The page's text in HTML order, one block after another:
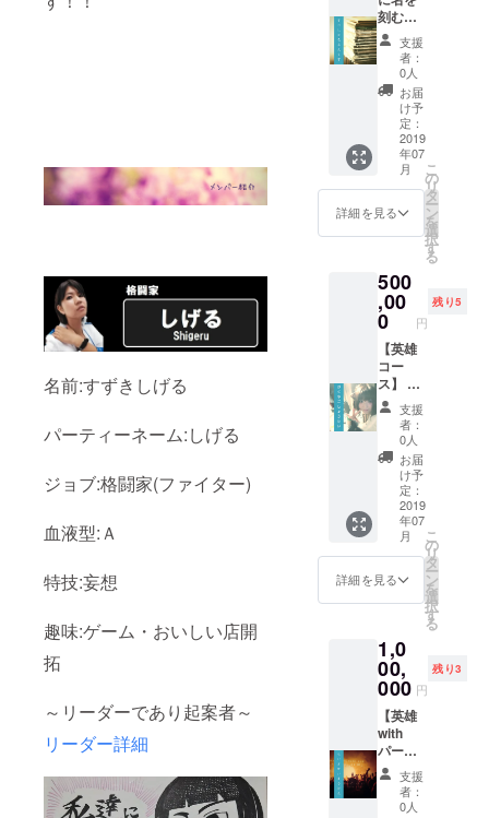
名前:すずきしげる
パーティーネーム:しげる
ジョブ:格闘家(ファイター)
血液型:Ａ
特技:妄想
趣味:ゲーム・おいしい店開
拓
～リーダーであり起案者～
リーダー詳細
コ発
LIVEご
招待+レ
コ発
LIVEの
記録動
画+おお
きなふ
くろ+魅
惑の
ポー
ション
+レコ発
LIVE後
げご招
待
+CAMP
FIRE限
定フォ
トブッ
ク
刻む
コー
ス】 お
礼メー
ル+撮り
下ろし
アー写
+メン
バーの
秘蔵
ムー
ビー+完
成した
音源+サ
オリジ
ナル薬
草+賢者
の塩+レ
コ発
LIVEご
招待+レ
コ発
LIVEの
記録動
画+おお
きなふ
くろ+魅
惑の
ポー
ション
+レコ発
LIVE後
打ち上
げご招
+CAMP
FIRE限
定フォ
トブッ
ク+CD
のブッ
クレッ
トに名
前を記
載+LIVE
支援
者：
0人
お届
け予
定：
2019
年07
月
詳細を見る
こ
の
リ
タ
ー
ン
を
選
択
す
る
500
,00
0 円
残り5
【英雄
コー
ス】 お
礼メー
ル+撮り
下ろし
アー写
+メン
バーの
秘蔵
ムー
ビー+完
成した
音源+サ
ブクエ
オリジ
草+賢者
の塩+レ
コ発
LIVEご
招待+レ
コ発
LIVEの
記録動
画+おお
きなふ
支援
者：
0人
お届
け予
定：
2019
年07
月
詳細を見る
こ
の
リ
タ
ー
ン
を
選
択
す
る
1,0
00,
000 円
残り3
【英雄
with
パー
ティー
のアド
ベン
支援
者：
0人